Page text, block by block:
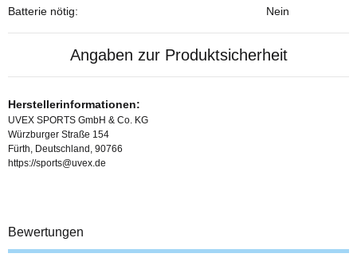
Batterie nötig:
Nein
Angaben zur Produktsicherheit
Herstellerinformationen:
UVEX SPORTS GmbH & Co. KG
Würzburger Straße 154
Fürth, Deutschland, 90766
https://sports@uvex.de
Bewertungen